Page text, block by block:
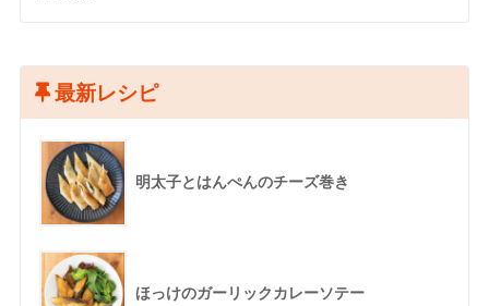
最新レシピ
明太子とはんぺんのチーズ巻き
ほっけのガーリックカレーソテー